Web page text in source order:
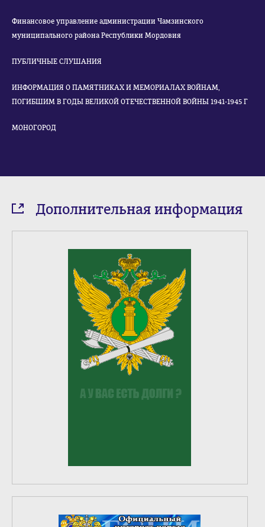
Финансовое управление администрации Чамзинского
муниципального района Республики Мордовия
ПУБЛИЧНЫЕ СЛУШАНИЯ
ИНФОРМАЦИЯ О ПАМЯТНИКАХ И МЕМОРИАЛАХ ВОЙНАМ,
ПОГИБШИМ В ГОДЫ ВЕЛИКОЙ ОТЕЧЕСТВЕННОЙ ВОЙНЫ 1941-1945 Г
МОНОГОРОД
Дополнительная информация